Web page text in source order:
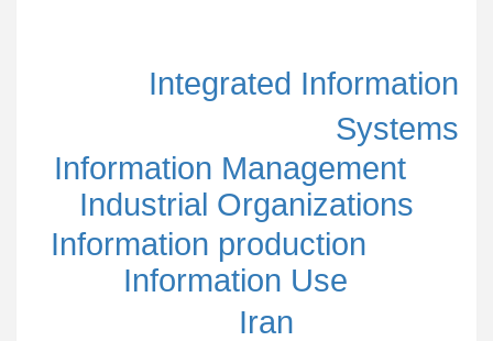
Industrial Organizations
Information Management
Information production
Information Use
Integrated Information
Systems
Iran